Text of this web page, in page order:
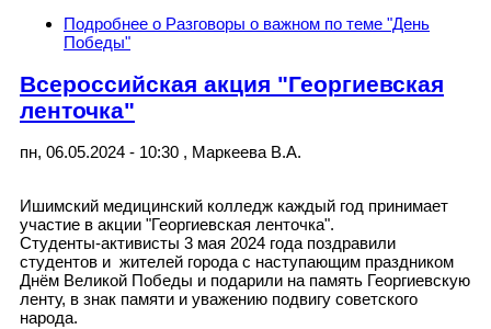
Подробнее о Разговоры о важном по теме "День
Победы"
Всероссийская акция "Георгиевская
ленточка"
пн, 06.05.2024 - 10:30 , Маркеева В.А.
Ишимский медицинский колледж каждый год принимает
участие в акции "Георгиевская ленточка".
Студенты-активисты 3 мая 2024 года поздравили
студентов и жителей города с наступающим праздником
Днём Великой Победы и подарили на память Георгиевскую
ленту, в знак памяти и уважению подвигу советского
народа.